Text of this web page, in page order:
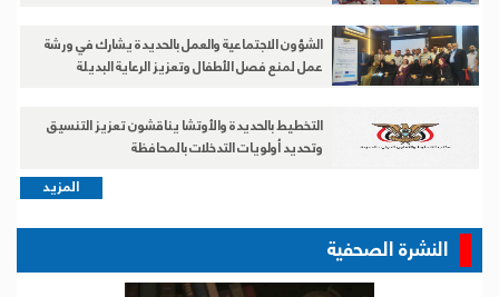
الشؤون الاجتماعية والعمل بالحديدة يشارك في ورشة
عمل لمنع فصل الأطفال وتعزيز الرعاية البديلة
التخطيط بالحديدة والأوتشا يناقشون تعزيز التنسيق
وتحديد أولويات التدخلات بالمحافظة
المزيد
النشرة الصحفية